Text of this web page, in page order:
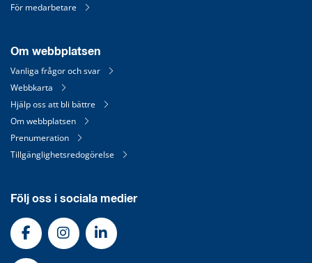
För medarbetare
Om webbplatsen
Vanliga frågor och svar
Webbkarta
Hjälp oss att bli bättre
Om webbplatsen
Prenumeration
Tillgänglighetsredogörelse
Följ oss i sociala medier